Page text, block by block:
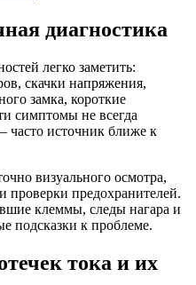
диагностика
легко заметить:
скачки напряжения,
замка, короткие
симптомы не всегда
часто источник ближе к
визуального осмотра,
проверки предохранителей.
клеммы, следы нагара и
подсказки к проблеме.
тока и их